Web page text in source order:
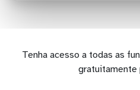
Tenha acesso a todas as
gratuitamente